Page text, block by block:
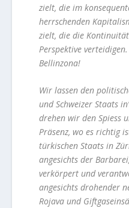
zielt, die im
herrschenden
zielt, die die
Perspektive
Bellinzona!
Wir lassen den
und Schweizer Staats
drehen wir den Spiess
Präsenz, wo es richtig
türkischen Staats in
angesichts der
verkörpert und
angesichts drohender
Rojava und